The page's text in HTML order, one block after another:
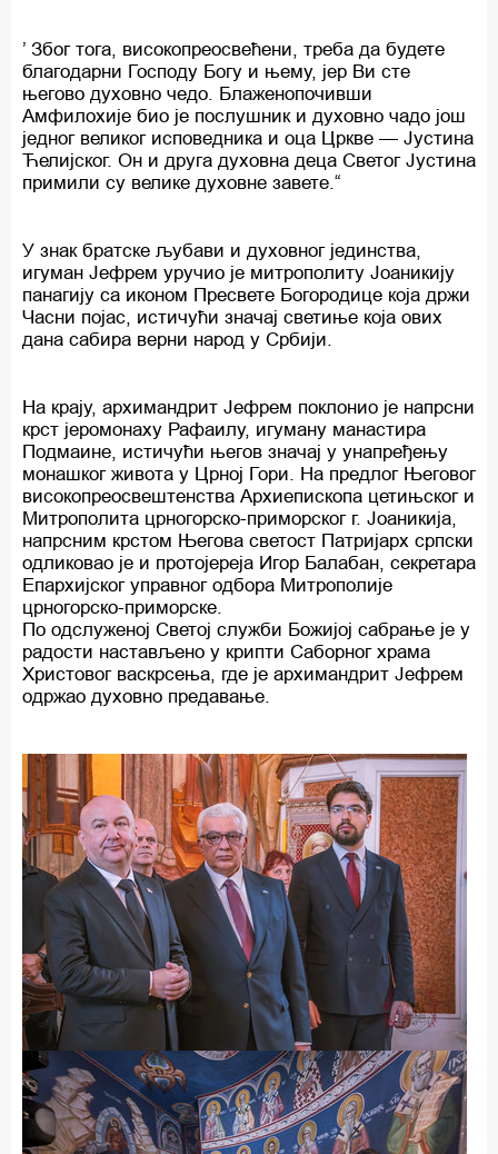
’ Због тога, високопреосвећени, треба да будете
благодарни Господу Богу и њему, јер Ви сте
његово духовно чедо. Блаженопочивши
Амфилохије био је послушник и духовно чадо још
једног великог исповедника и оца Цркве — Јустина
Ћелијског. Он и друга духовна деца Светог Јустина
примили су велике духовне завете.“
У знак братске љубави и духовног јединства,
игуман Јефрем уручио је митрополиту Јоаникију
панагију са иконом Пресвете Богородице која држи
Часни појас, истичући значај светиње која ових
дана сабира верни народ у Србији.
На крају, архимандрит Јефрем поклонио је напрсни
крст јеромонаху Рафаилу, игуману манастира
Подмаине, истичући његов значај у унапређењу
монашког живота у Црној Гори. На предлог Његовог
високопреосвештенства Архиепископа цетињског и
Митрополита црногорско-приморског г. Јоаникија,
напрсним крстом Његова светост Патријарх српски
одликовао је и протојереја Игор Балабан, секретара
Епархијског управног одбора Митрополије
црногорско-приморске.
По одслуженој Светој служби Божијој сабрање је у
радости настављено у крипти Саборног храма
Христовог васкрсења, где је архимандрит Јефрем
одржао духовно предавање.